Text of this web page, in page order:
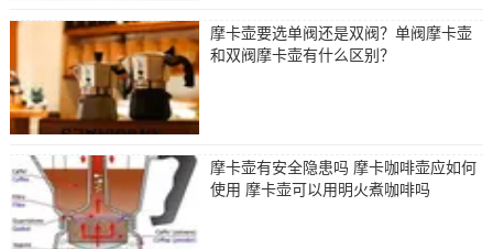
摩卡壶要选单阀还是双阀？单阀摩卡壶
和双阀摩卡壶有什么区别？
摩卡壶有安全隐患吗 摩卡咖啡壶应如何
使用 摩卡壶可以用明火煮咖啡吗